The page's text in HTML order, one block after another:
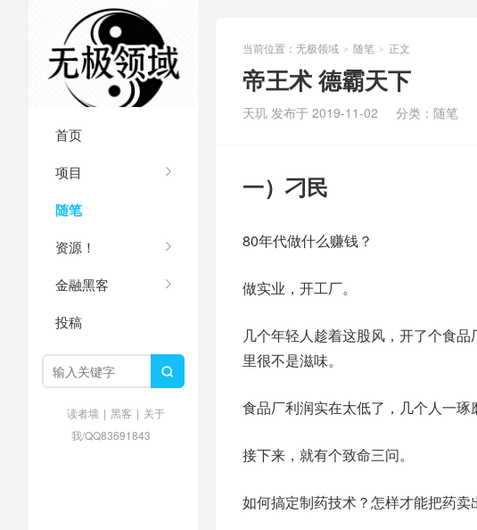
首页
项目
随笔
资源！
金融黑客
投稿

读者墙 | 黑客 | 关于
我/QQ83691843
当前位置： 无极领域 > 随笔 > 正文
帝王术 德霸天下
天玑 发布于 2019-11-02 分类： 随笔
一）刁民
80年代做什么赚钱？
做实业，开工厂。
几个年轻人趁着这股风，开了个食
里很不是滋味。
食品厂利润实在太低了，几个人一琢
接下来，就有个致命三问。
如何搞定制药技术？怎样才能把药卖